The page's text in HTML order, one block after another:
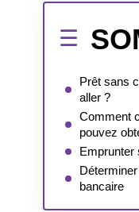
Prêt sans
aller ?
Comment
pouvez
Emprunter
bancaire